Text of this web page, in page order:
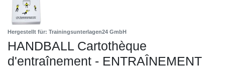
Hergestellt für: Trainingsunterlagen24 GmbH
HANDBALL Cartothèque
d'entraînement - ENTRAÎNEMENT